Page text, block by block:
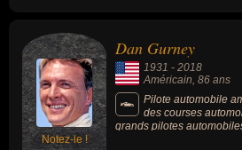
Notez-le !
Dan Gurney
1931 - 2018
Américain, 86 ans
Pilote automobile
des courses
grands pilotes
1960, a pris le départ de